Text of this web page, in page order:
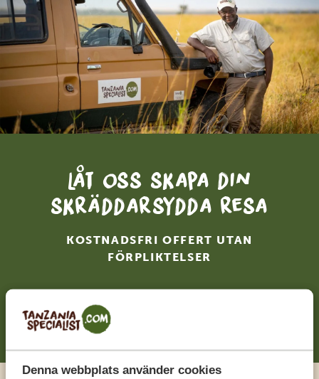
Denna webbplats använder cookies
Låt oss skapa din
skräddarsydda resa
KOSTNADSFRI OFFERT UTAN
FÖRPLIKTELSER
BÖRJA PLANERA DIN RESA